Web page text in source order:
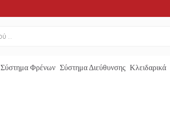
Σύστημα Φρένων Σύστημα Διεύθυνσης Κλειδαρικά